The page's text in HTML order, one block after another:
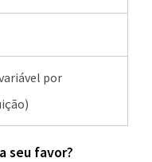
por
seu favor?